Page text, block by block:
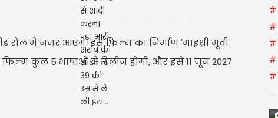
में नजर आएंगे। इस फिल्म का निर्माण 'माइथ्री मूवी
कुल 5 भाषाओं में रिलीज होगी, और इसे 11 जून 2027
#
#
#
#
#